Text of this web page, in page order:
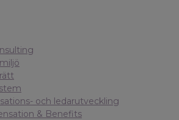
och ledarutveckling
& Benefits